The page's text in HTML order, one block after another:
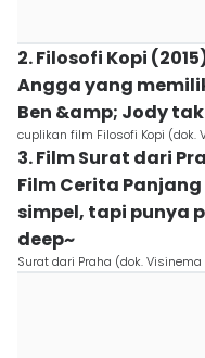
2. Filosofi Kopi
Angga yang
Ben &amp; Jody
cuplikan film Filosofi Kopi (dok.
3. Film Surat dari
Film Cerita Panjang
simpel, tapi punya
deep~
Surat dari Praha (dok.